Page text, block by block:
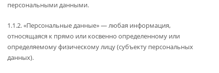
персональными данными.
1.1.2. «Персональные данные» — любая информация,
относящаяся к прямо или косвенно определенному или
определяемому физическому лицу (субъекту персональных
данных).